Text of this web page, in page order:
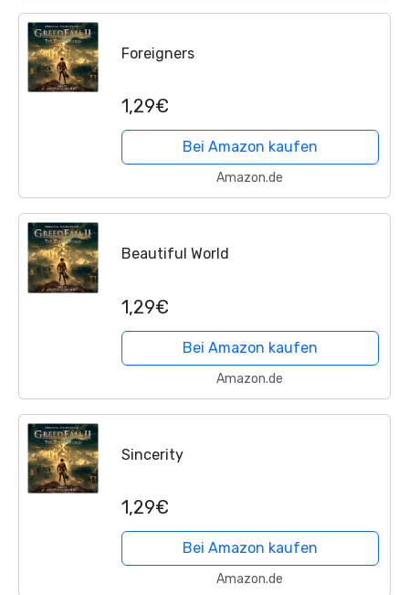
Foreigners
1,29€
Bei Amazon kaufen
Amazon.de
Beautiful World
1,29€
Bei Amazon kaufen
Amazon.de
Sincerity
1,29€
Bei Amazon kaufen
Amazon.de